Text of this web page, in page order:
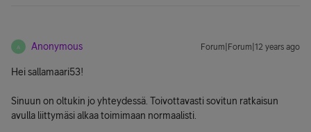
A Anonymous Forum|Forum|12 years ago
Hei sallamaari53!
Sinuun on oltukin jo yhteydessä. Toivottavasti sovitun ratkaisun
avulla liittymäsi alkaa toimimaan normaalisti.